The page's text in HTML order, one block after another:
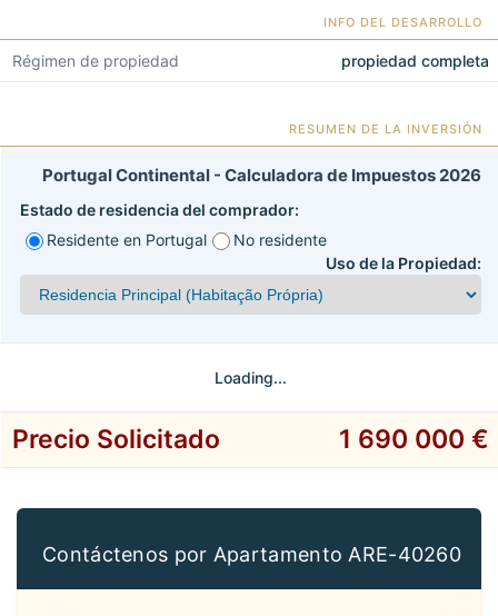
INFO DEL DESARROLLO
Régimen de propiedad propiedad completa
RESUMEN DE LA INVERSIÓN
Portugal Continental - Calculadora de Impuestos 2026
Estado de residencia del comprador:
Residente en Portugal
No residente
Uso de la Propiedad:
Loading...
Precio Solicitado 1 690 000 €
Contáctenos por Apartamento ARE-40260